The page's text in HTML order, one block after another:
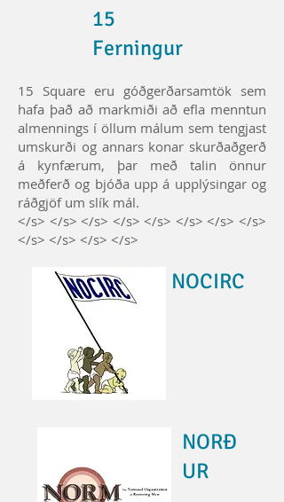
15
Ferningur
15 Square eru góðgerðarsamtök sem
hafa það að markmiði að efla menntun
almennings í öllum málum sem tengjast
umskurði og annars konar skurðaðgerð
á kynfærum, þar með talin önnur
meðferð og bjóða upp á upplýsingar og
ráðgjöf um slík mál.
</s> </s> </s> </s> </s> </s> </s> </s>
</s> </s> </s> </s>
NOCIRC
NORÐ
UR